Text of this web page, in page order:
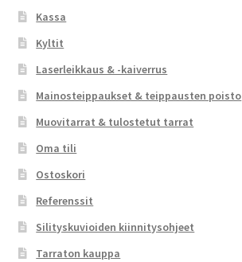
Kassa
Kyltit
Laserleikkaus & -kaiverrus
Mainosteippaukset & teippausten poisto
Muovitarrat & tulostetut tarrat
Oma tili
Ostoskori
Referenssit
Silityskuvioiden kiinnitysohjeet
Tarraton kauppa